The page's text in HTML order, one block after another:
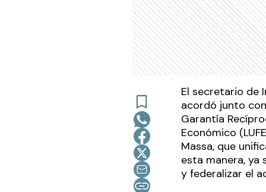
El secretario de
acordó junto
Garantía
Económico
Massa, que
esta manera, ya
y federalizar el